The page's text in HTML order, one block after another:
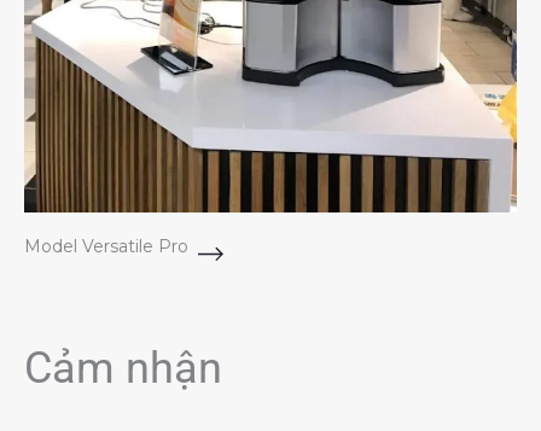
Model Versatile Pro
Cảm nhận